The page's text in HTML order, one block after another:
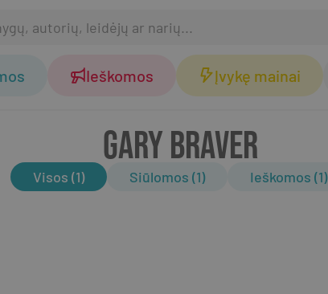
Ieškomos Įvykę mainai
GARY BRAVER
Visos (1) Siūlomos (1) Ieškomos (1)